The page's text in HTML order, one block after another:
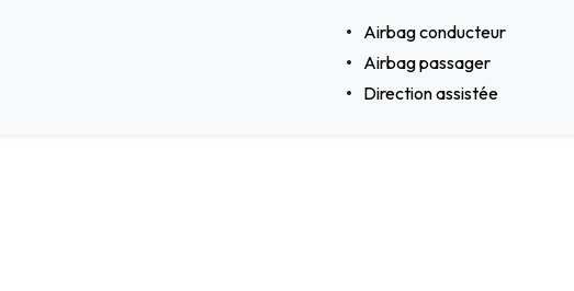
Airbag conducteur
Airbag passager
Direction assistée